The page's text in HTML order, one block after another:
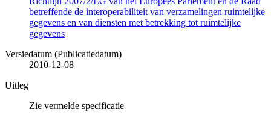
betreffende de interoperabiliteit van verzamelingen ruimtelijke
gegevens en van diensten met betrekking tot ruimtelijke
gegevens
Versiedatum (Publicatiedatum)
2010-12-08
Uitleg
Zie vermelde specificatie